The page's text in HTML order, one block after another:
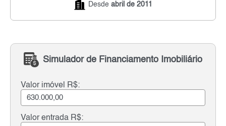
Desde abril de 2011
Simulador de Financiamento Imobiliário
Valor imóvel R$:
Valor entrada R$: